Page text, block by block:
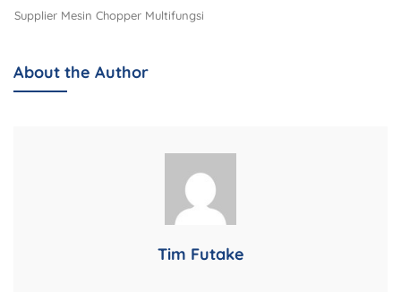
Supplier Mesin Chopper Multifungsi
About the Author
Tim Futake